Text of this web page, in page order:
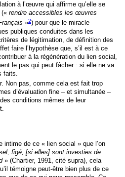
à l’œuvre qui affirme qu’elle se
(« rendre accessibles les œuvres
»2) pour que le miracle
publiques conduites dans les
de légitimation, de définition des
faire l’hypothèse que, s’il est à ce
à la régénération du lien social,
le pas qui peut fâcher : si elle ne va
faits.
Non pas, comme cela est fait trop
d’évaluation fine – et simultanée –
conditions mêmes de leur
intime de ce « lien social » que l’on
figé, [si elles] sont investies de
» (Chartier, 1991, cité supra), cela
témoigne peut-être bien plus de ce